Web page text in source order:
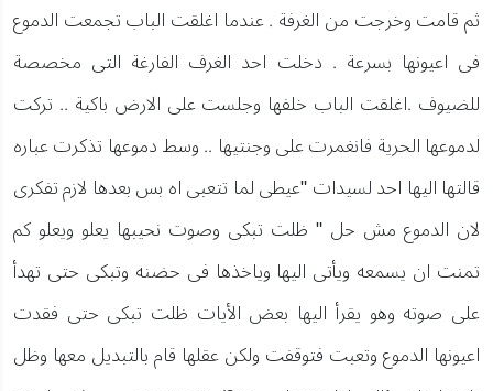
ثم قامت وخرجت من الغرفة . عندما اغلقت الباب تجمعت الدموع
فى اعيونها بسرعة . دخلت احد الغرف الفارغة التى مخصصة
للضيوف .اغلقت الباب خلفها وجلست على الارض باكية .. تركت
لدموعها الحرية فانغمرت على وجنتيها .. وسط دموعها تذكرت عباره
قالتها اليها احد لسيدات "عيطى لما تتعبى اه بس بعدها لازم تفكرى
لان الدموع مش حل " ظلت تبكى وصوت نحيبها يعلو ويعلو كم
تمنت ان يسمعه ويأتى اليها وياخذها فى حضنه وتبكى حتى تهدأ
على صوته وهو يقرأ اليها بعض الأيات ظلت تبكى حتى فقدت
اعيونها الدموع وتعبت فتوقفت ولكن عقلها قام بالتبديل معها وظل